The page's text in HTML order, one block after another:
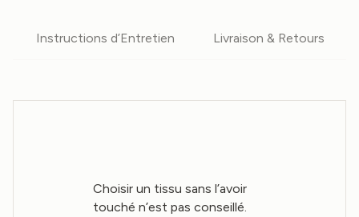
Instructions d’Entretien Livraison & Retours
Choisir un tissu sans l’avoir
touché n’est pas conseillé.